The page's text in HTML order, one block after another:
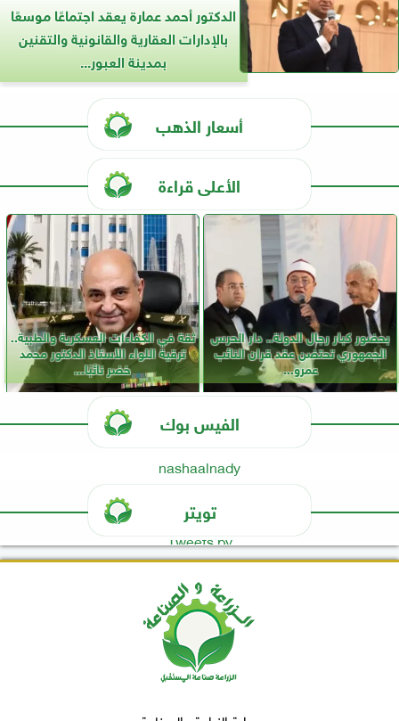
الدكتور أحمد عمارة يعقد اجتماعًا موسعًا
بالإدارات العقارية والقانونية والتقنين
بمدينة العبور...
أسعار الذهب
الأعلى قراءة
بحضور كبار رجال الدولة.. دار الحرس
الجمهوري تحتضن عقد قران النائب
عمرو...
ثقة في الكفاءات العسكرية والطبية..
ترقية اللواء الأستاذ الدكتور محمد
خضر نائبًا...
الفيس بوك
nashaalnady
تويتر
Tweets by